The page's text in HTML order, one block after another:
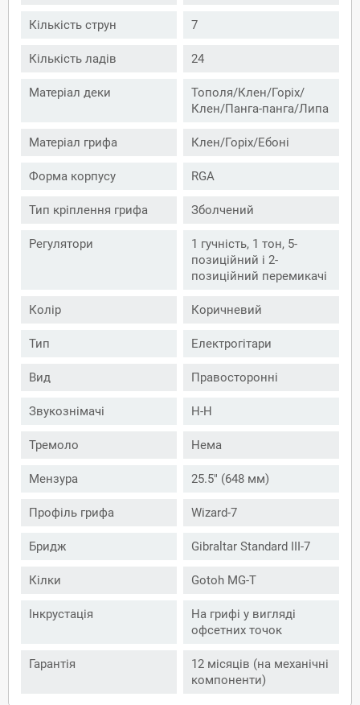
Кількість струн 7
Кількість ладів 24
Матеріал деки
Тополя/Клен/Горіх/
Клен/Панга-панга/Липа
Матеріал грифа Клен/Горіх/Ебоні
Форма корпусу RGA
Тип кріплення грифа Зболчений
Регулятори
1 гучність, 1 тон, 5-
позиційний і 2-
позиційний перемикачі
Колір Коричневий
Тип Електрогітари
Вид Правосторонні
Звукознімачі H-H
Тремоло Нема
Мензура 25.5" (648 мм)
Профіль грифа Wizard-7
Бридж Gibraltar Standard III-7
Кілки Gotoh MG-T
Інкрустація
На грифі у вигляді
офсетних точок
Гарантія
12 місяців (на механічні
компоненти)